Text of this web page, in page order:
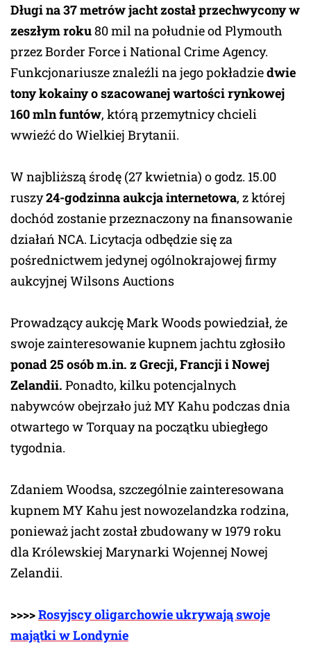
Długi na 37 metrów jacht został przechwycony w
zeszłym roku80 mil na południe od Plymouth
przez Border Force i National Crime Agency.
Funkcjonariusze znaleźli na jego pokładziedwie
tony kokainy o szacowanej wartości rynkowej
160 mln funtów, którą przemytnicy chcieli
wwieźć do Wielkiej Brytanii.
W najbliższą środę (27 kwietnia) o godz. 15.00
ruszy24-godzinna aukcja internetowa, z której
dochód zostanie przeznaczony na finansowanie
działań NCA. Licytacja odbędzie się za
pośrednictwem jedynej ogólnokrajowej firmy
aukcyjnej Wilsons Auctions
Prowadzący aukcję Mark Woods powiedział, że
swoje zainteresowanie kupnem jachtu zgłosiło
ponad 25 osób m.in. z Grecji, Francji i Nowej
Zelandii. Ponadto, kilku potencjalnych
nabywców obejrzało już MY Kahu podczas dnia
otwartego w Torquay na początku ubiegłego
tygodnia.
Zdaniem Woodsa, szczególnie zainteresowana
kupnem MY Kahu jest nowozelandzka rodzina,
ponieważ jacht został zbudowany w 1979 roku
dla Królewskiej Marynarki Wojennej Nowej
Zelandii.
>>>>Rosyjscy oligarchowie ukrywają swoje
majątki w Londynie